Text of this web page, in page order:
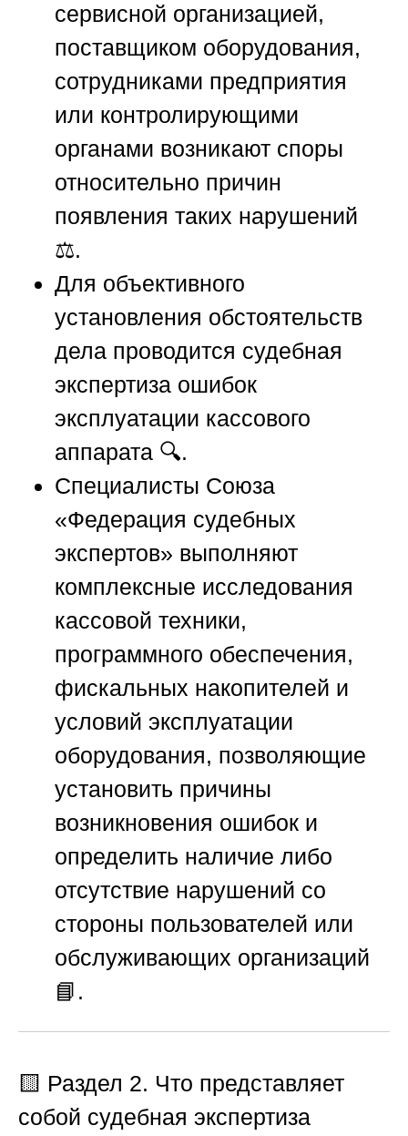
сервисной организацией,
поставщиком оборудования,
сотрудниками предприятия
или контролирующими
органами возникают споры
относительно причин
появления таких нарушений
⚖️.
Для объективного
установления обстоятельств
дела проводится судебная
экспертиза ошибок
эксплуатации кассового
аппарата 🔍.
Специалисты Союза
«Федерация судебных
экспертов» выполняют
комплексные исследования
кассовой техники,
программного обеспечения,
фискальных накопителей и
условий эксплуатации
оборудования, позволяющие
установить причины
возникновения ошибок и
определить наличие либо
отсутствие нарушений со
стороны пользователей или
обслуживающих организаций
📘.
🟨 Раздел 2. Что представляет
собой судебная экспертиза